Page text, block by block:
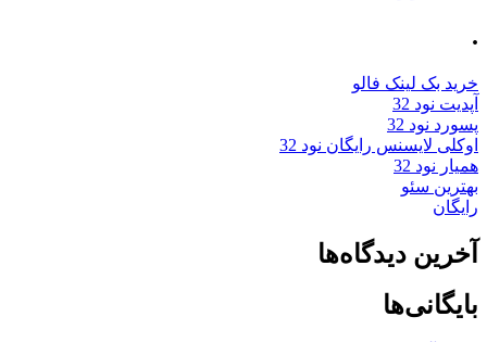
.
خرید بک لینک فالو
آپدیت نود 32
پسورد نود 32
اوکلی لایسنس رایگان نود 32
همیار نود 32
بهترین سئو
رایگان
آخرین دیدگاه‌ها
بایگانی‌ها